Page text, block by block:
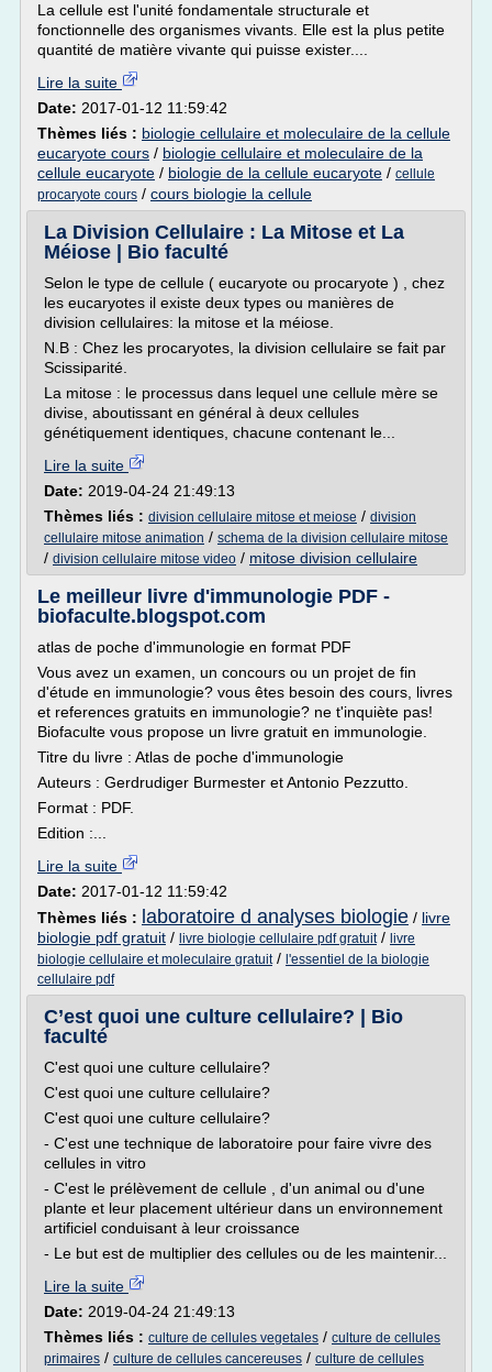
La cellule est l'unité fondamentale structurale et
fonctionnelle des organismes vivants. Elle est la plus petite
quantité de matière vivante qui puisse exister....
Lire la suite
Date: 2017-01-12 11:59:42
Thèmes liés : biologie cellulaire et moleculaire de la cellule
eucaryote cours / biologie cellulaire et moleculaire de la
cellule eucaryote / biologie de la cellule eucaryote / cellule
procaryote cours / cours biologie la cellule
La Division Cellulaire : La Mitose et La
Méiose | Bio faculté
Selon le type de cellule ( eucaryote ou procaryote ) , chez
les eucaryotes il existe deux types ou manières de
division cellulaires: la mitose et la méiose.
N.B : Chez les procaryotes, la division cellulaire se fait par
Scissiparité.
La mitose : le processus dans lequel une cellule mère se
divise, aboutissant en général à deux cellules
génétiquement identiques, chacune contenant le...
Lire la suite
Date: 2019-04-24 21:49:13
Thèmes liés : division cellulaire mitose et meiose / division
cellulaire mitose animation / schema de la division cellulaire mitose
/ division cellulaire mitose video / mitose division cellulaire
Le meilleur livre d'immunologie PDF -
biofaculte.blogspot.com
atlas de poche d'immunologie en format PDF
Vous avez un examen, un concours ou un projet de fin
d'étude en immunologie? vous êtes besoin des cours, livres
et references gratuits en immunologie? ne t'inquiète pas!
Biofaculte vous propose un livre gratuit en immunologie.
Titre du livre : Atlas de poche d'immunologie
Auteurs : Gerdrudiger Burmester et Antonio Pezzutto.
Format : PDF.
Edition :...
Lire la suite
Date: 2017-01-12 11:59:42
Thèmes liés : laboratoire d analyses biologie / livre
biologie pdf gratuit / livre biologie cellulaire pdf gratuit/ livre
biologie cellulaire et moleculaire gratuit/ l'essentiel de la biologie
cellulaire pdf
C’est quoi une culture cellulaire? | Bio
faculté
C'est quoi une culture cellulaire?
C'est quoi une culture cellulaire?
C'est quoi une culture cellulaire?
- C'est une technique de laboratoire pour faire vivre des
cellules in vitro
- C'est le prélèvement de cellule , d'un animal ou d'une
plante et leur placement ultérieur dans un environnement
artificiel conduisant à leur croissance
- Le but est de multiplier des cellules ou de les maintenir...
Lire la suite
Date: 2019-04-24 21:49:13
Thèmes liés : culture de cellules vegetales / culture de cellules
primaires / culture de cellules cancereuses / culture de cellules